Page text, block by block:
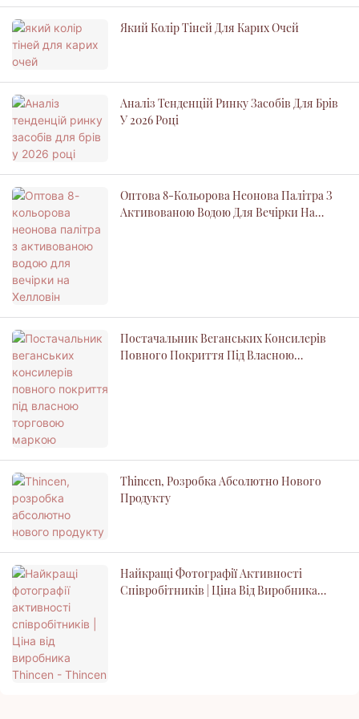
Який Колір Тіней Для Карих Очей
Аналіз Тенденцій Ринку Засобів Для Брів
У 2026 Році
Оптова 8-Кольорова Неонова Палітра З
Активованою Водою Для Вечірки На
Постачальник Веганських Консилерів
Повного Покриття Під Власною
Thincen, Розробка Абсолютно Нового
Продукту
Найкращі Фотографії Активності
Співробітників | Ціна Від Виробника